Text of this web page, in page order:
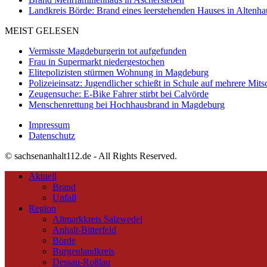
Landkreis Börde: Brand eines leerstehenden Hauses in
MEIST GELESEN
Vermisste Magdeburgerin tot aufgefunden
Frau in Supermarkt niedergestochen
Elitepolizisten stürmen Wohnung in Magdeburg
Polizeieinsatz: Jugendlicher schießt in Schule auf mehrere
Zeugensuche: E-Bike Fahrer stirbt bei Calvörde
Menschenrettung bei Hochhausbrand in Magdeburg
Impressum
Datenschutz
© sachsenanhalt112.de - All Rights Reserved.
Aktuell
Brand
Unfall
Region
Altmarkkreis Salzwedel
Anhalt-Bitterfeld
Börde
Burgenlandkreis
Dessau-Roßlau